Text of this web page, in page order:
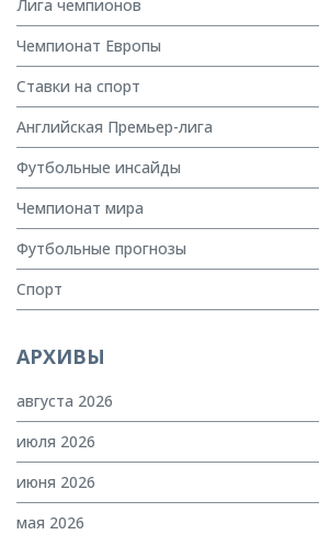
Лига чемпионов
Чемпионат Европы
Ставки на спорт
Английская Премьер-лига
Футбольные инсайды
Чемпионат мира
Футбольные прогнозы
Спорт
АРХИВЫ
августа 2026
июля 2026
июня 2026
мая 2026